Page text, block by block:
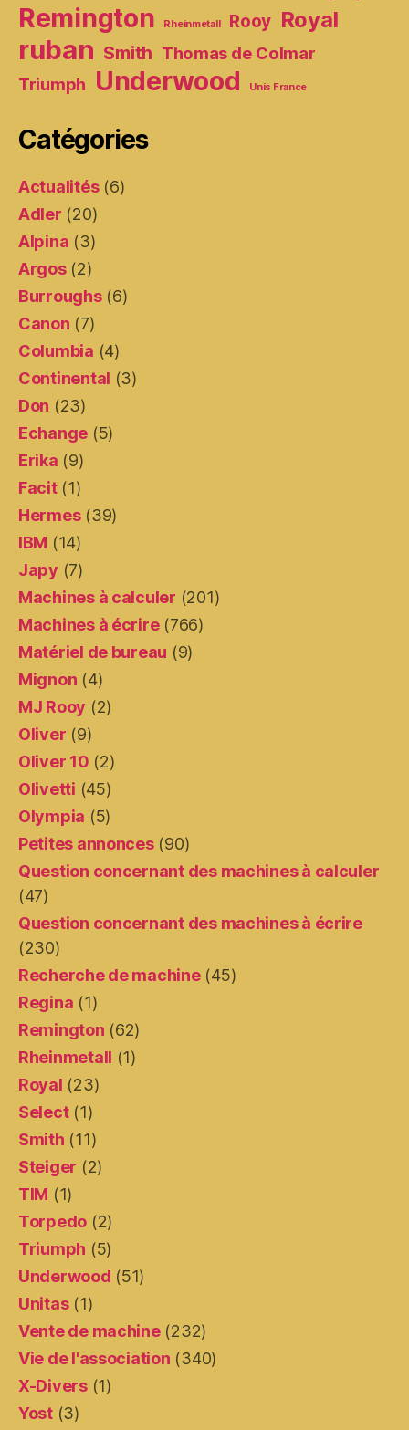
Remington Rheinmetall Rooy Royal
ruban Smith Thomas de Colmar
Triumph Underwood Unis France
Catégories
Actualités(6)
Adler (20)
Alpina (3)
Argos(2)
Burroughs(6)
Canon (7)
Columbia (4)
Continental (3)
Don (23)
Echange (5)
Erika (9)
Facit(1)
Hermes(39)
IBM (14)
Japy (7)
Machines à calculer (201)
Machines à écrire(766)
Matériel de bureau (9)
Mignon (4)
MJ Rooy (2)
Oliver (9)
Oliver 10 (2)
Olivetti (45)
Olympia (5)
Petites annonces(90)
Question concernant des machines à calculer
(47)
Question concernant des machines à écrire
(230)
Recherche de machine(45)
Regina (1)
Remington (62)
Rheinmetall (1)
Royal (23)
Select(1)
Smith (11)
Steiger (2)
TIM (1)
Torpedo (2)
Triumph (5)
Underwood (51)
Unitas(1)
Vente de machine(232)
Vie de l'association (340)
X-Divers(1)
Yost(3)